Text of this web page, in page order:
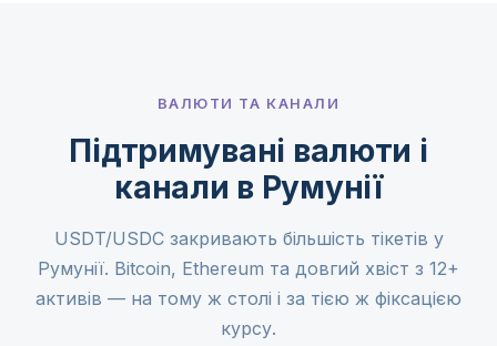
ВАЛЮТИ ТА КАНАЛИ
Підтримувані валюти і
канали в Румунії
USDT/USDC закривають більшість тікетів у
Румунії. Bitcoin, Ethereum та довгий хвіст з 12+
активів — на тому ж столі і за тією ж фіксацією
курсу.